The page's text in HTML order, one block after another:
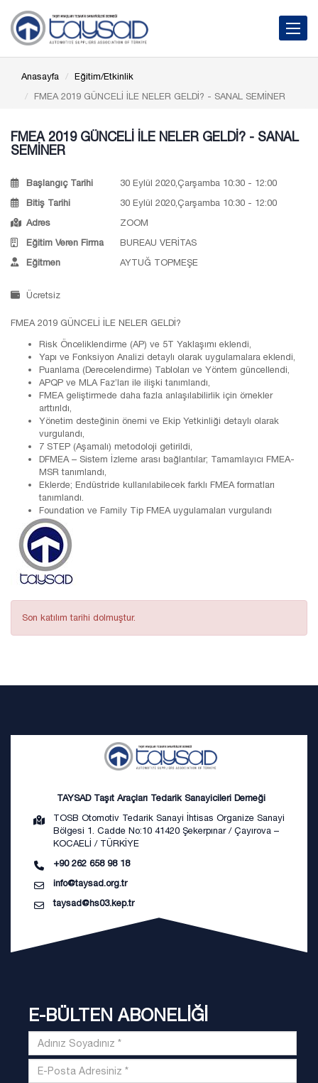
Toggle
Anasayfa
Eğitim/Etkinlik
FMEA 2019 GÜNCELİ İLE NELER GELDİ? - SANAL SEMİNER
FMEA 2019 GÜNCELİ İLE NELER GELDİ? - SANAL
SEMİNER
Başlangıç Tarihi
30 Eylül 2020,Çarşamba 10:30 - 12:00
Bitiş Tarihi
30 Eylül 2020,Çarşamba 10:30 - 12:00
Adres
ZOOM
Eğitim Veren Firma
BUREAU VERİTAS
Eğitmen
AYTUĞ TOPMEŞE
Ücretsiz
FMEA 2019 GÜNCELİ İLE NELER GELDİ?
Risk Önceliklendirme (AP) ve 5T Yaklaşımı eklendi,
Yapı ve Fonksiyon Analizi detaylı olarak uygulamalara eklendi,
Puanlama (Derecelendirme) Tabloları ve Yöntem güncellendi,
APQP ve MLA Faz’ları ile ilişki tanımlandı,
FMEA geliştirmede daha fazla anlaşılabilirlik için örnekler
arttırıldı,
Yönetim desteğinin önemi ve Ekip Yetkinliği detaylı olarak
vurgulandı,
7 STEP (Aşamalı) metodoloji getirildi,
DFMEA – Sistem İzleme arası bağlantılar; Tamamlayıcı FMEA-
MSR tanımlandı,
Eklerde; Endüstride kullanılabilecek farklı FMEA formatları
tanımlandı.
Foundation ve Family Tip FMEA uygulamaları vurgulandı
Son katılım tarihi dolmuştur.
TAYSAD Taşıt Araçları Tedarik Sanayicileri Derneği
TOSB Otomotiv Tedarik Sanayi İhtisas Organize Sanayi
Bölgesi 1. Cadde No:10 41420 Şekerpınar / Çayırova –
KOCAELİ / TÜRKİYE
+90 262 658 98 18
info@taysad.org.tr
taysad@hs03.kep.tr
E-BÜLTEN ABONELİĞİ